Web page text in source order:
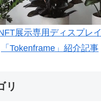
展示専用ディスプレイ
「Tokenframe」紹介記事
リ